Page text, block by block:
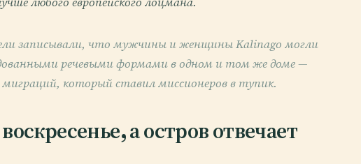
записывали, что мужчины и женщины Kalinago могли
речевыми формами в одном и том же доме —
миграций, который ставил миссионеров в тупик.
а остров отвечает